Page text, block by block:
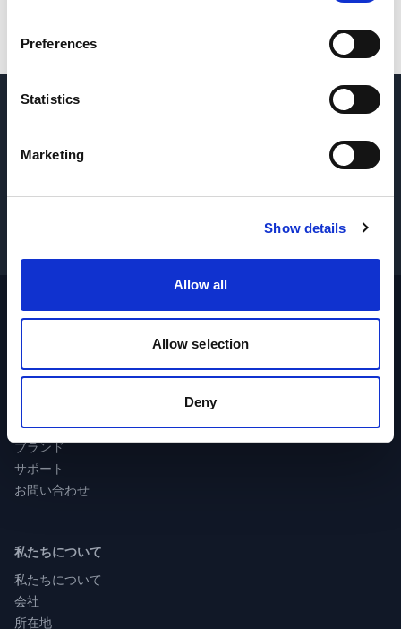
Preferences
Statistics
Marketing
Show details
Allow all
Allow selection
Deny
→
→
ホームページ
製品分類
ブランド
サポート
お問い合わせ
私たちについて
私たちについて
会社
所在地